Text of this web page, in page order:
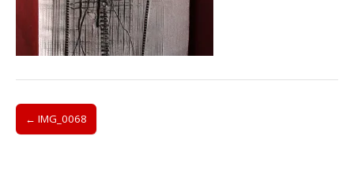
Post
navigation
← IMG_0068